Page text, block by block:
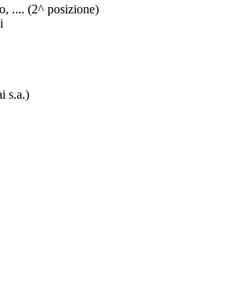
.... (2^ posizione)
s.a.)